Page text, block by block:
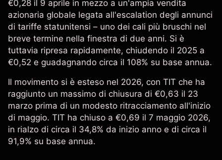
€0,28 il 9 aprile in mezzo a un'ampia vendita
azionaria globale legata all'escalation degli annunci
di tariffe statunitensi – uno dei cali più bruschi nel
breve termine nella finestra di due anni. Si è
tuttavia ripresa rapidamente, chiudendo il 2025 a
€0,52 e guadagnando circa il 108% su base annua.
Il movimento si è esteso nel 2026, con TIT che ha
raggiunto un massimo di chiusura di €0,63 il 23
marzo prima di un modesto ritracciamento all'inizio
di maggio. TIT ha chiuso a €0,69 il 7 maggio 2026,
in rialzo di circa il 34,8% da inizio anno e di circa il
91,9% su base annua.